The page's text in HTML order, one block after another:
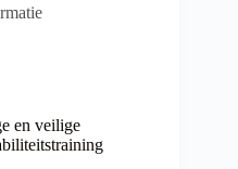
en veilige